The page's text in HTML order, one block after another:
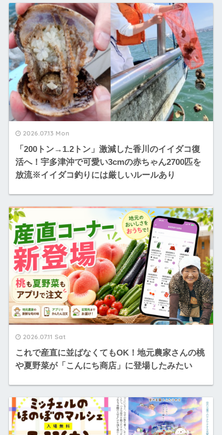
2026.07.13 Mon
「200トン→1.2トン」激減した香川のイイダコ復
活へ！宇多津沖で可愛い3cmの赤ちゃん2700匹を
放流※イイダコ釣りには厳しいルールあり
2026.07.11 Sat
これで産直に並ばなくてもOK！地元農家さんの桃
や夏野菜が「こんにち商店」に登場したみたい